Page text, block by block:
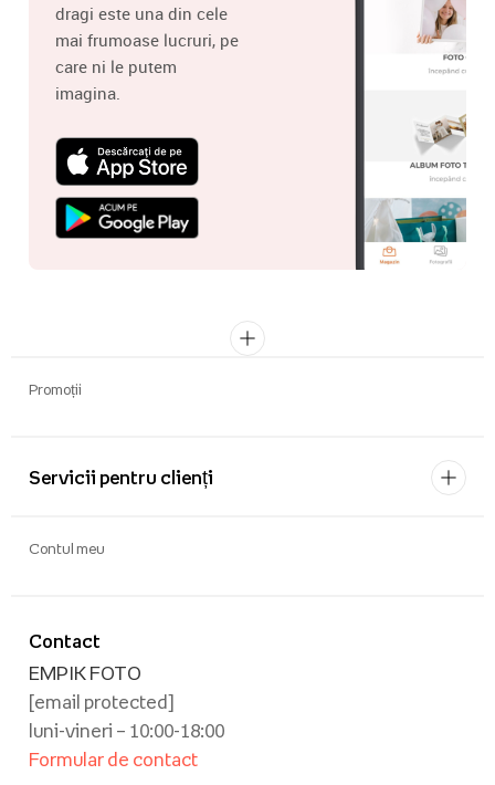
dragi este una din cele
mai frumoase lucruri, pe
care ni le putem
imagina.
Promoții
Servicii pentru clienți
Contact
EMPIK FOTO
[email protected]
luni-vineri – 10:00-18:00
Formular de contact
Contul meu